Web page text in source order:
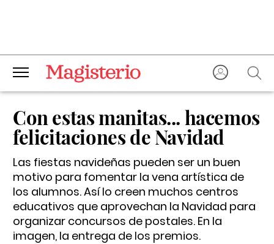
Con estas manitas... hacemos
felicitaciones de Navidad
Las fiestas navideñas pueden ser un buen
motivo para fomentar la vena artística de
los alumnos. Así lo creen muchos centros
educativos que aprovechan la Navidad para
organizar concursos de postales. En la
imagen, la entrega de los premios.